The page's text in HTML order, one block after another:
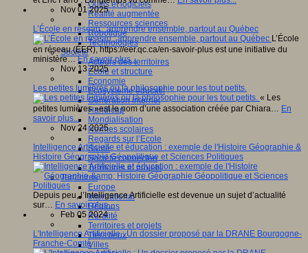
Outils et logiciels
Réalité augmentée
Ressources sciences
Robotique
Technologies
Société
Acteurs des territoires
Ecole et structure
Economie
Ecosystème éducatif
Génération internet
Handicap
Mondialisation
Normes scolaires
Regards sur l’Ecole
Santé
Société connectée
Territoires et projets
Territoires
Europe
International
Régions
Ruralité
Territoires et projets
Tiers lieux
Villes
Nov 01 2025
L’École en réseau : apprendre ensemble, partout au Québec
L’École
en réseau (ÉER), https://eer.qc.ca/en-savoir-plus est une initiative du
ministère…En savoir plus...
Nov 13 2025
Les petites lumières ou la philosophie pour les tout petits.
« Les
petites lumières »est le nom d’une association créée par Chiara… En
savoir plus...
Nov 24 2025
Intelligence Artificielle et éducation : exemple de l'Histoire Géographie &
Histoire Géographie Géopolitique et Sciences Politiques
Depuis peu, l’Intelligence Artificielle est devenue un sujet d’actualité
sur… En savoir plus...
Feb 05 2024
L'Intelligence Artificielle : Un dossier proposé par la DRANE Bourgogne-
Franche-Comté